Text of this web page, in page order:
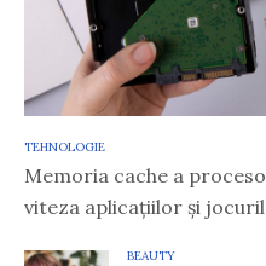
TEHNOLOGIE
Memoria cache a
viteza aplicațiilor și
BEAUTY